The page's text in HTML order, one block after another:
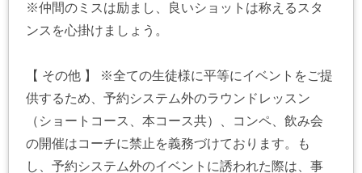
※仲間のミスは励まし、良いショットは称えるスタ
ンスを心掛けましょう。
【 その他 】 ※全ての生徒様に平等にイベントをご提
供するため、予約システム外のラウンドレッスン
（ショートコース、本コース共）、コンペ、飲み会
の開催はコーチに禁止を義務づけております。も
し、予約システム外のイベントに誘われた際は、事